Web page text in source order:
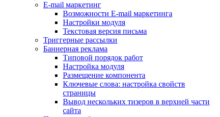
E-mail маркетинг
Возможности E-mail маркетинга
Настройки модуля
Текстовая версия письма
Триггерные рассылки
Баннерная реклама
Типовой порядок работ
Настройка модуля
Размещение компонента
Ключевые слова: настройка свойств
страницы
Вывод нескольких тизеров в верхней части
сайта